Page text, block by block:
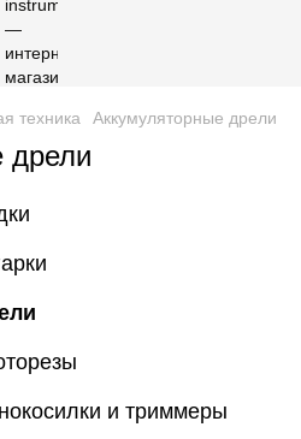
техника Аккумуляторные дрели
дрели
и триммеры